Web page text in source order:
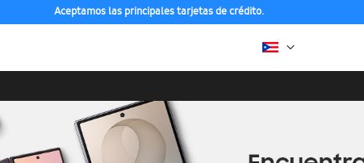
Aceptamos las principales tarjetas de crédito.